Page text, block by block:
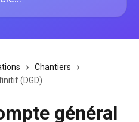
Chantiers
(DGD)
général